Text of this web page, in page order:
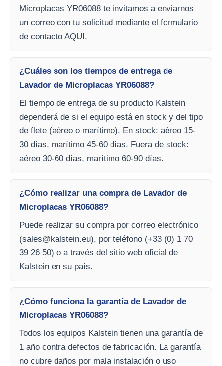
Microplacas YR06088 te invitamos a enviarnos
un correo con tu solicitud mediante el formulario
de contacto AQUI.
¿Cuáles son los tiempos de entrega de
Lavador de Microplacas YR06088?
El tiempo de entrega de su producto Kalstein
dependerá de si el equipo está en stock y del tipo
de flete (aéreo o marítimo). En stock: aéreo 15-
30 días, marítimo 45-60 días. Fuera de stock:
aéreo 30-60 días, marítimo 60-90 días.
¿Cómo realizar una compra de Lavador de
Microplacas YR06088?
Puede realizar su compra por correo electrónico
(sales@kalstein.eu), por teléfono (+33 (0) 1 70
39 26 50) o a través del sitio web oficial de
Kalstein en su país.
¿Cómo funciona la garantía de Lavador de
Microplacas YR06088?
Todos los equipos Kalstein tienen una garantía de
1 año contra defectos de fabricación. La garantía
no cubre daños por mala instalación o uso